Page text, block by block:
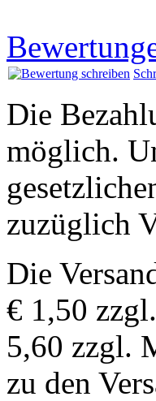
Die
möglich.
zuzüglich
Die
€ 1,50
5,60 zzgl.
zu den